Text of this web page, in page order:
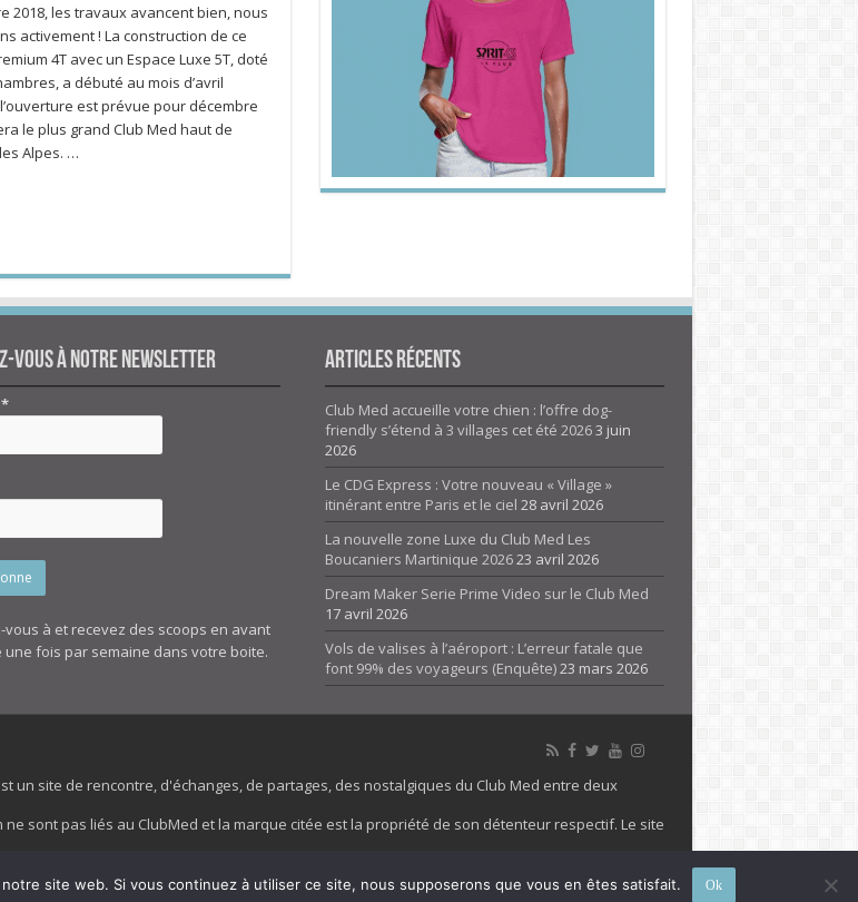
2018, les travaux avancent bien, nous
activement ! La construction de ce
4T avec un Espace Luxe 5T, doté
a débuté au mois d’avril
est prévue pour décembre
le plus grand Club Med haut de
Alpes. …
vous à notre newsletter
*
vous à et recevez des scoops en avant
une fois par semaine dans votre boite.
Articles Récents
Club Med accueille votre chien : l’offre dog-
friendly s’étend à 3 villages cet été 20263 juin
2026
Le CDG Express : Votre nouveau « Village »
itinérant entre Paris et le ciel 28 avril 2026
La nouvelle zone Luxe du Club Med Les
Boucaniers Martinique 202623 avril 2026
Dream Maker Serie Prime Video sur le Club Med
17 avril 2026
Vols de valises à l’aéroport : L’erreur fatale que
font 99% des voyageurs (Enquête)23 mars 2026
un site de rencontre, d'échanges, de partages, des nostalgiques du Club Med entre deux
sont pas liés au ClubMed et la marque citée est la propriété de son détenteur respectif. Le site
site web. Si vous continuez à utiliser ce site, nous supposerons que vous en êtes satisfait. Ok